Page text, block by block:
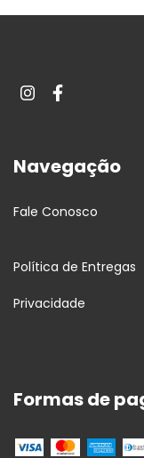
Navegação
Fale Conosco
Política de Entregas
Privacidade
Formas de